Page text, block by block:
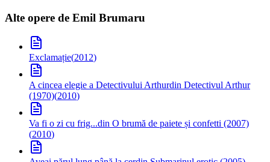
Alte opere de Emil Brumaru
Exclamație(2012)
A cincea elegie a Detectivului Arthurdin Detectivul Arthur
(1970)(2010)
Va fi o zi cu frig...din O brumă de paiete și confetti (2007)
(2010)